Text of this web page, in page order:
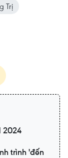
Trị
2024
trình 'đến